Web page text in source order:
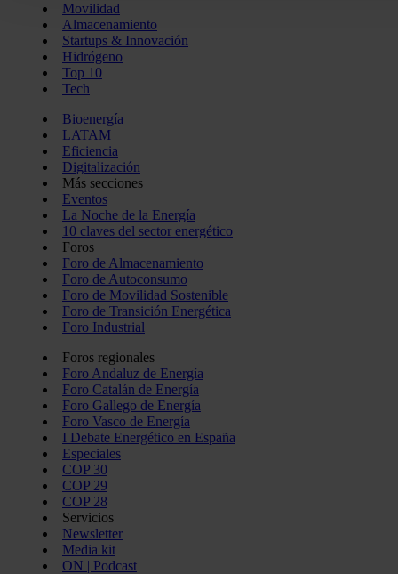
funciones de redes sociales y analizar el tráfico. Además,
que haga del sitio web con nuestros partners de redes
pueden combinarla con otra información que les haya
del uso que haya hecho de sus servicios.
Movilidad
Almacenamiento
Startups & Innovación
Hidrógeno
Top 10
Tech
Bioenergía
LATAM
Eficiencia
Digitalización
Más secciones
Eventos
La Noche de la Energía
10 claves del sector energético
Foros
Foro de Almacenamiento
Foro de Autoconsumo
Foro de Movilidad Sostenible
Foro de Transición Energética
Foro Industrial
Foros regionales
Foro Andaluz de Energía
Foro Catalán de Energía
Foro Gallego de Energía
Foro Vasco de Energía
I Debate Energético en España
Especiales
COP 30
COP 29
COP 28
Servicios
Newsletter
Media kit
ON | Podcast